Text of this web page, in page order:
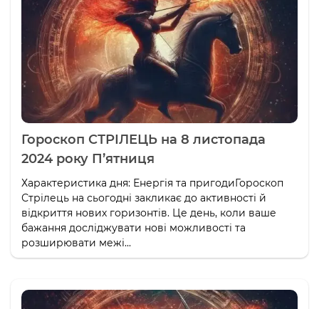
Гороскоп СТРІЛЕЦЬ на 8 листопада
2024 року П’ятниця
Характеристика дня: Енергія та пригодиГороскоп
Стрілець на сьогодні закликає до активності й
відкриття нових горизонтів. Це день, коли ваше
бажання досліджувати нові можливості та
розширювати межі...